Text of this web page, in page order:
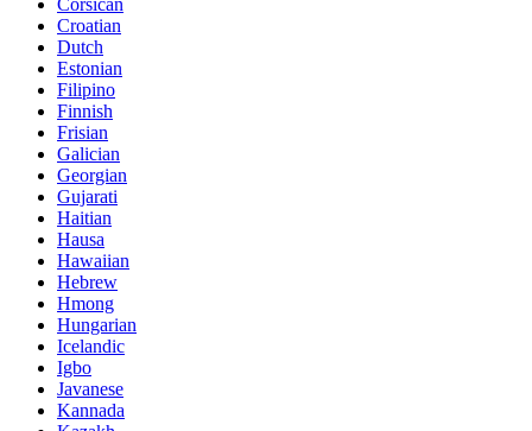
Croatian
Dutch
Estonian
Filipino
Finnish
Frisian
Galician
Georgian
Gujarati
Haitian
Hausa
Hawaiian
Hebrew
Hmong
Hungarian
Icelandic
Igbo
Javanese
Kannada